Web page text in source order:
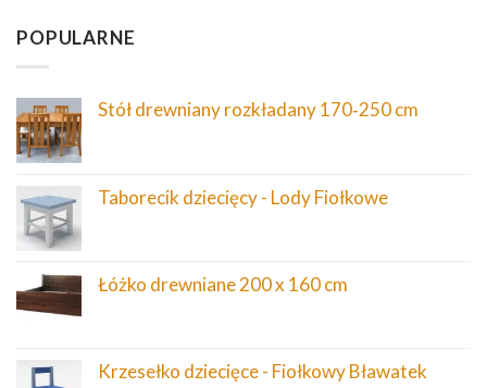
POPULARNE
Stół drewniany rozkładany 170‑250 cm
Taborecik dziecięcy - Lody Fiołkowe
Łóżko drewniane 200 x 160 cm
Krzesełko dziecięce - Fiołkowy Bławatek